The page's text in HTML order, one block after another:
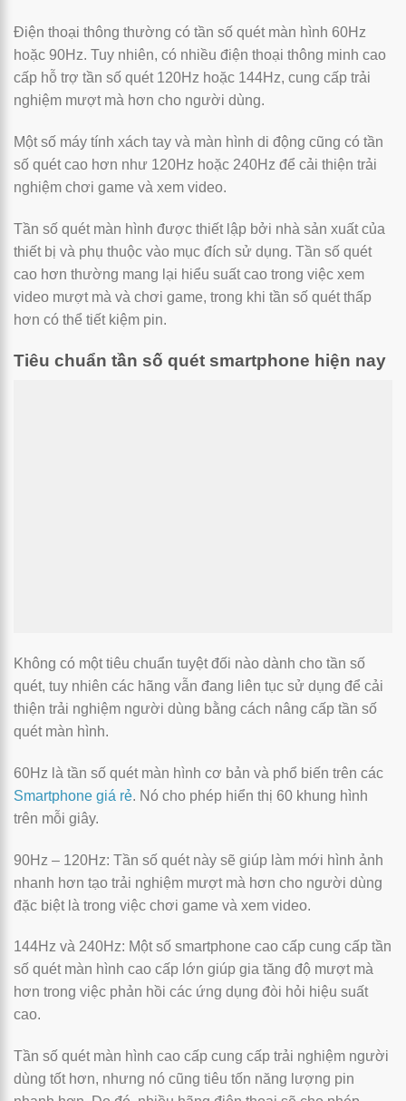
Điện thoại thông thường có tần số quét màn hình 60Hz
hoặc 90Hz. Tuy nhiên, có nhiều điện thoại thông minh cao
cấp hỗ trợ tần số quét 120Hz hoặc 144Hz, cung cấp trải
nghiệm mượt mà hơn cho người dùng.
Một số máy tính xách tay và màn hình di động cũng có tần
số quét cao hơn như 120Hz hoặc 240Hz để cải thiện trải
nghiệm chơi game và xem video.
Tần số quét màn hình được thiết lập bởi nhà sản xuất của
thiết bị và phụ thuộc vào mục đích sử dụng. Tần số quét
cao hơn thường mang lại hiểu suất cao trong việc xem
video mượt mà và chơi game, trong khi tần số quét thấp
hơn có thể tiết kiệm pin.
Tiêu chuẩn tần số quét smartphone hiện nay
Không có một tiêu chuẩn tuyệt đối nào dành cho tần số
quét, tuy nhiên các hãng vẫn đang liên tục sử dụng để cải
thiện trải nghiệm người dùng bằng cách nâng cấp tần số
quét màn hình.
60Hz là tần số quét màn hình cơ bản và phổ biến trên các
Smartphone giá rẻ. Nó cho phép hiển thị 60 khung hình
trên mỗi giây.
90Hz – 120Hz: Tần số quét này sẽ giúp làm mới hình ảnh
nhanh hơn tạo trải nghiệm mượt mà hơn cho người dùng
đặc biệt là trong việc chơi game và xem video.
144Hz và 240Hz: Một số smartphone cao cấp cung cấp tần
số quét màn hình cao cấp lớn giúp gia tăng độ mượt mà
hơn trong việc phản hồi các ứng dụng đòi hỏi hiệu suất
cao.
Tần số quét màn hình cao cấp cung cấp trải nghiệm người
dùng tốt hơn, nhưng nó cũng tiêu tốn năng lượng pin